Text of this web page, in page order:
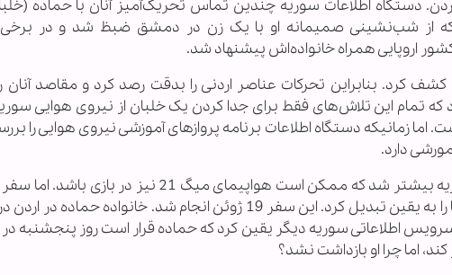
دستگاه اطلاعات سوریه چندین تماس تحریک‌آمیز آنان با حماده
که از شب‌نشینی صمیمانه او با یک زن در دمشق ضبظ شد و در
اروپایی همراه خانواده‌اش پیشنهاد شد.
کرد. بنابراین تحرکات عناصر اردنی را بدقت رصد کرد و مقاصد آنان
که تمام این تلاش‌های فقط برای جدا کردن یک خلبان از نیروی هوایی
با هواپیمای میگ-21 نداشت. اما زمانیکه دستگاه اطلاعات برنامه پروازهای آموزشی نیروی
اینجا، شک دستگاه اطلاعاتی سوریه بیشتر شد که ممکن است هواپیمای
اطلاعاتی سوریه دیگر یقین کرد که حماده قرار است روز پنجشنبه در